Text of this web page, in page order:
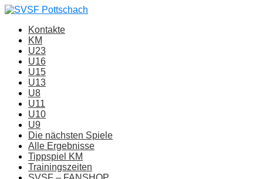
Kontakte
KM
U23
U16
U15
U13
U8
U11
U10
U9
Die nächsten Spiele
Alle Ergebnisse
Tippspiel KM
Trainingszeiten